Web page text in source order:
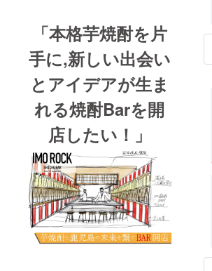
「本格芋焼酎を片
手に,新しい出会い
とアイデアが生ま
れる焼酎Barを開
店したい！」